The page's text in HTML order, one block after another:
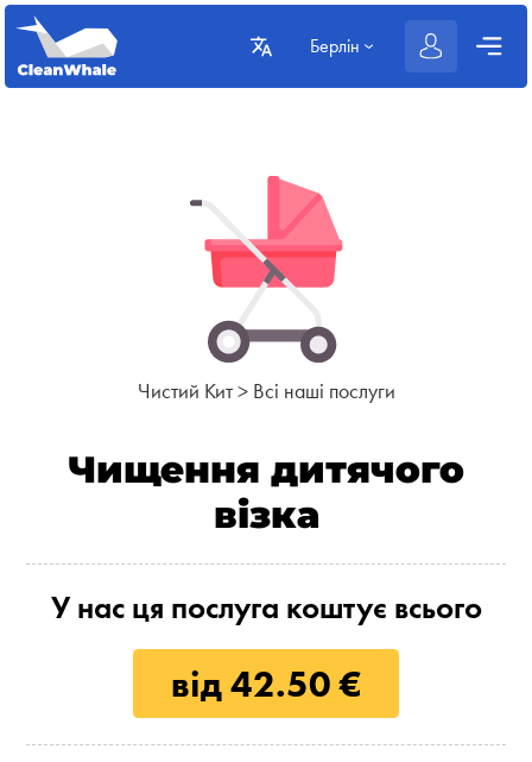
Берлін
Чистий Кит > Всі наші послуги
Чищення дитячого
візка
У нас ця послуга коштує всього
від 42.50 €